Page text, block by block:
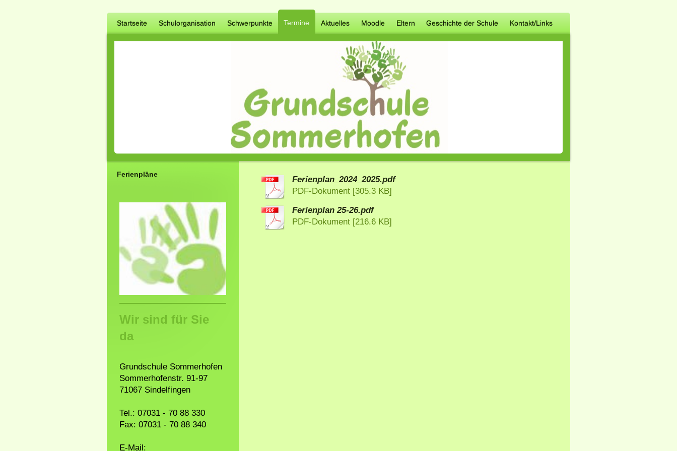
Startseite Schulorganisation Schwerpunkte Termine Aktuelles Moodle Eltern Geschichte der Schule Kontakt/Links
Ferienplan_2024_2025.pdf
PDF-Dokument [305.3 KB]
Ferienplan 25-26.pdf
PDF-Dokument [216.6 KB]
Ferienpläne
Wir sind für Sie
da
Grundschule Sommerhofen
Sommerhofenstr. 91-97
71067 Sindelfingen
Tel.: 07031 - 70 88 330
Fax: 07031 - 70 88 340
E-Mail: